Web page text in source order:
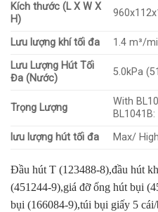
Kích thước (L X W X
H)
Lưu lượng khí tối đa
1.4 m³/
Lưu Lượng Hút Tối
Đa (Nước)
5.0kPa
Trọng Lượng
With
lưu lượng hút tối đa
Max/
Đầu hút T (123488-8),đầu hút
(451244-9),giá đỡ ống hút bụi
bụi (166084-9),túi bụi giấy 5